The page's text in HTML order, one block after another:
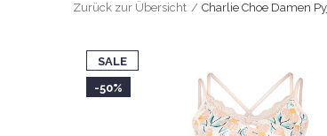
Zurück zur Übersicht Charlie Choe Damen
SALE
-50%